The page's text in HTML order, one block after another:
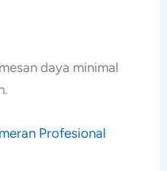
daya minimal
Profesional